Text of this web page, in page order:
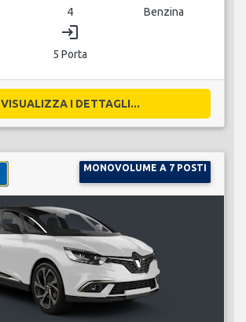
4 Benzina
login
5 Porta
VISUALIZZA I DETTAGLI...
MONOVOLUME A 7 POSTI